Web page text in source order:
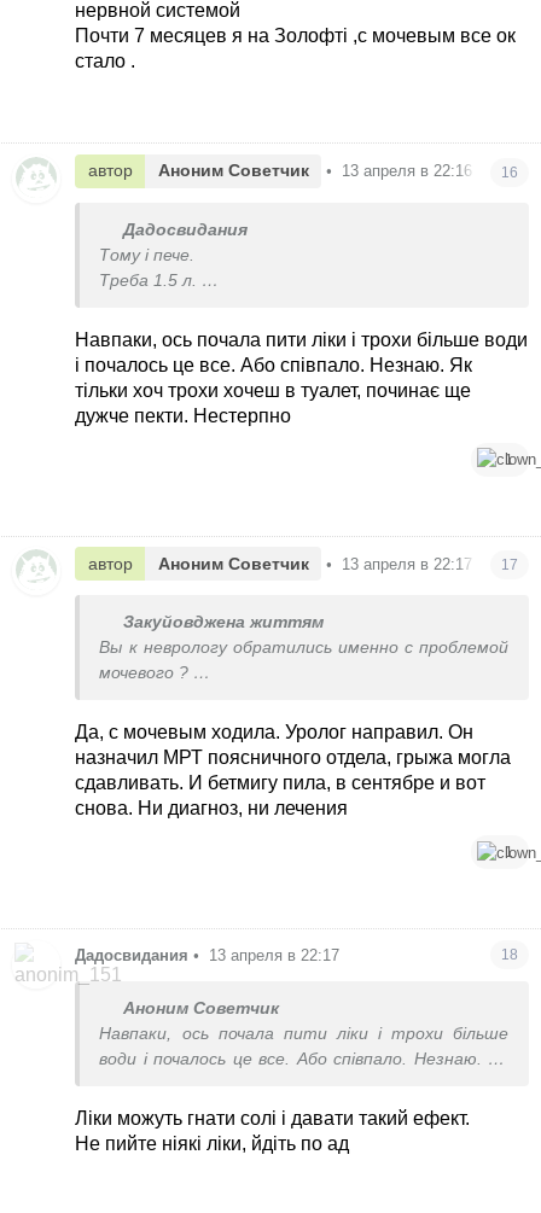
нервной системой
Почти 7 месяцев я на Золофті ,с мочевым все ок
стало .
автор Аноним Советчик • 13 апреля в 22:16 16
Дадосвидания
Тому і пече.
Треба 1.5 л.
Навпаки, ось почала пити ліки і трохи більше води
і почалось це все. Або співпало. Незнаю. Як
тільки хоч трохи хочеш в туалет, починає ще
дужче пекти. Нестерпно
1
автор Аноним Советчик • 13 апреля в 22:17 17
Закуйовджена життям
Вы к неврологу обратились именно с проблемой
мочевого ?
тревоги ,взрывы . И в ночи атак я только и
делала ,что бегала в туалет.
Помимо этого были и другие симптомы проблем
с нервной системой
Да, с мочевым ходила. Уролог направил. Он
назначил МРТ поясничного отдела, грыжа могла
сдавливать. И бетмигу пила, в сентябре и вот
снова. Ни диагноз, ни лечения
1
Дадосвидания • 13 апреля в 22:17 18
Аноним Советчик
Навпаки, ось почала пити ліки і трохи більше
води і почалось це все. Або співпало. Незнаю. Як
дужче пекти. Нестерпно
Ліки можуть гнати солі і давати такий ефект.
Не пийте ніякі ліки, йдіть по ад